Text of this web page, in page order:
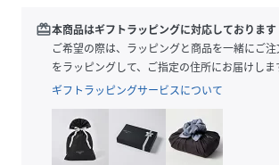
にも優しく、通勤・通学にはもちろん、た
けの日にも安心して履けそうです。甲が深
み込んでくれるデザインなので脱げにくい
ト。デニムやワイドパンツにはもちろんで
ートやワンピースなどに合わせても上品な
はず。カラーによって印象が変わるのでお
チョイスして。
redeem本商品はギフトラッピングに対応しております
ご希望の際は、ラッピングと商品を一緒にご
をラッピングして、ご指定の住所にお届けしま
ギフトラッピングサービスについて